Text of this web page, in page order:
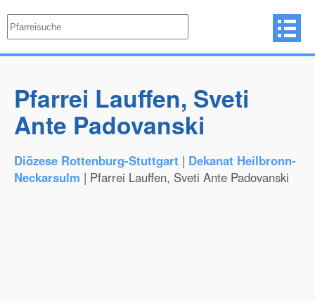
Pfarrei Lauffen, Sveti
Ante Padovanski
Diözese Rottenburg-Stuttgart | Dekanat Heilbronn-
Neckarsulm | Pfarrei Lauffen, Sveti Ante Padovanski